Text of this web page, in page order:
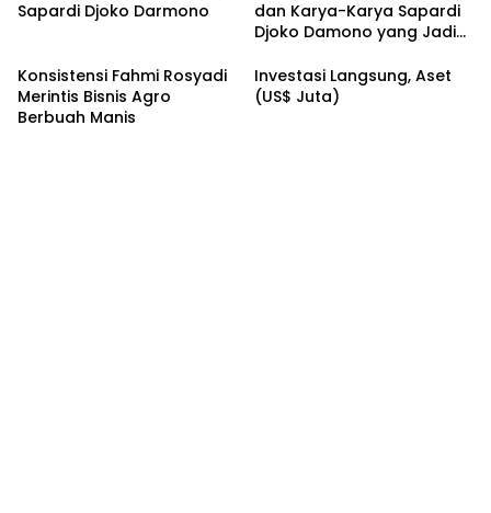
Sapardi Djoko Darmono
dan Karya-Karya Sapardi
Djoko Damono yang Jadi
Konsistensi Fahmi Rosyadi
Merintis Bisnis Agro
Berbuah Manis
Investasi Langsung, Aset
(US$ Juta)